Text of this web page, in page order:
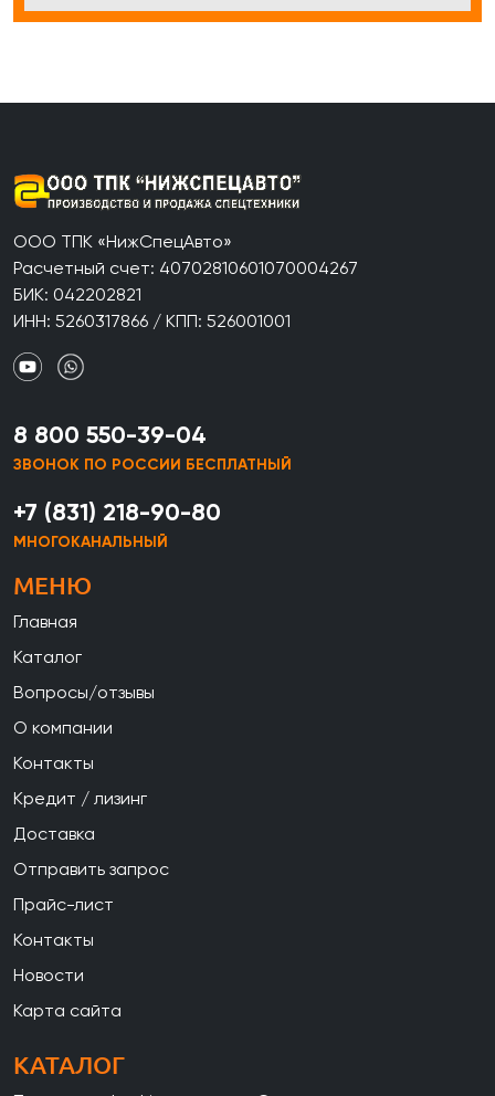
ООО ТПК «НижСпецАвто»
Расчетный счет: 40702810601070004267
БИК: 042202821
ИНН: 5260317866 / КПП: 526001001
8 800 550-39-04
ЗВОНОК ПО РОССИИ БЕСПЛАТНЫЙ
+7 (831) 218-90-80
МНОГОКАНАЛЬНЫЙ
МЕНЮ
Главная
Каталог
Вопросы/отзывы
О компании
Контакты
Кредит / лизинг
Доставка
Отправить запрос
Прайс-лист
Контакты
Новости
Карта сайта
КАТАЛОГ